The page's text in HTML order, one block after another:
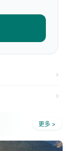
更多 >